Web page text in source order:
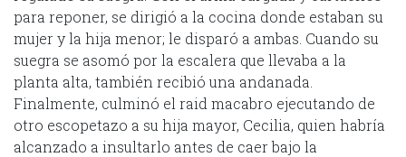
para reponer, se dirigió a la cocina donde estaban su
mujer y la hija menor; le disparó a ambas. Cuando su
suegra se asomó por la escalera que llevaba a la
planta alta, también recibió una andanada.
Finalmente, culminó el raid macabro ejecutando de
otro escopetazo a su hija mayor, Cecilia, quien habría
alcanzado a insultarlo antes de caer bajo la